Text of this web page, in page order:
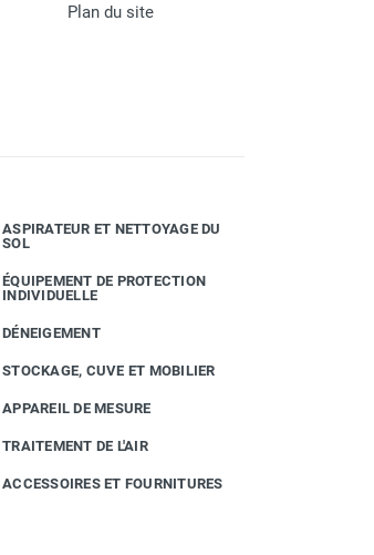
Plan du site
ASPIRATEUR ET NETTOYAGE DU
SOL
ÉQUIPEMENT DE PROTECTION
INDIVIDUELLE
DÉNEIGEMENT
STOCKAGE, CUVE ET MOBILIER
APPAREIL DE MESURE
TRAITEMENT DE L'AIR
ACCESSOIRES ET FOURNITURES